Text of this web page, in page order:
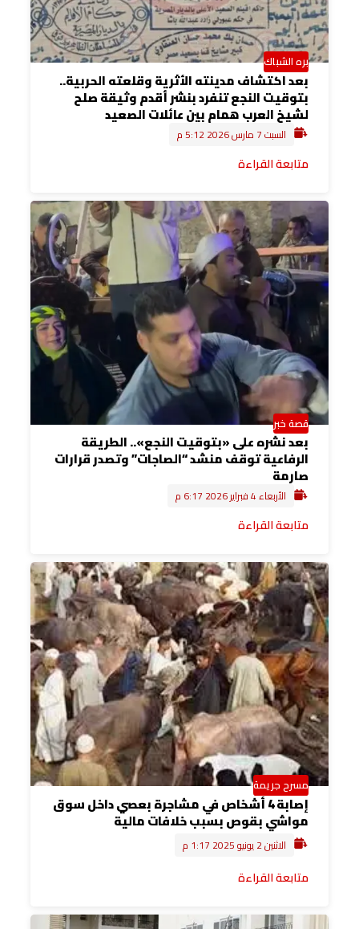
بره الشباك
بعد اكتشاف مدينته الأثرية وقلعته الحربية..
بتوقيت النجع تنفرد بنشر أقدم وثيقة صلح
لشيخ العرب همام بين عائلات الصعيد
السبت 7 مارس 2026 5:12 م
متابعة القراءة
قصة خبر
بعد نشره على «بتوقيت النجع».. الطريقة
الرفاعية توقف منشد “الصاجات” وتصدر قرارات
صارمة
الأربعاء 4 فبراير 2026 6:17 م
متابعة القراءة
مسرح جريمة
إصابة 4 أشخاص في مشاجرة بعصي داخل سوق
مواشي بقوص بسبب خلافات مالية
الاثنين 2 يونيو 2025 1:17 م
متابعة القراءة